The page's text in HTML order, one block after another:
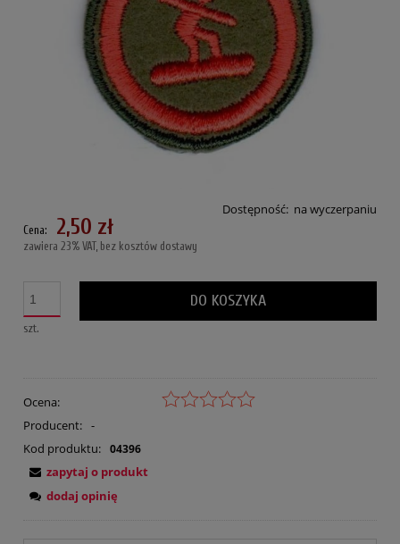
Dostępność: na wyczerpaniu
Cena: 2,50 zł
zawiera 23% VAT, bez kosztów dostawy
szt.
DO KOSZYKA
Ocena:
Producent: -
Kod produktu:
04396
zapytaj o produkt
dodaj opinię